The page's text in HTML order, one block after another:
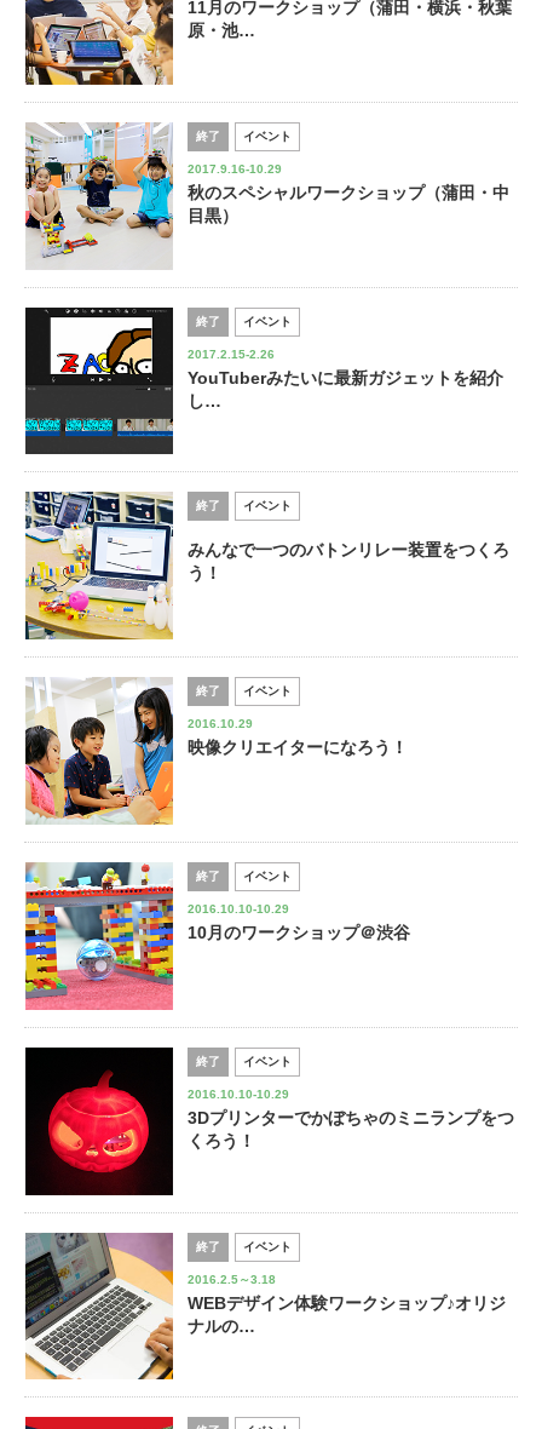
11月のワークショップ（蒲田・横浜・秋葉
原・池…
終了 イベント
2017.9.16-10.29
秋のスペシャルワークショップ（蒲田・中
目黒）
終了 イベント
2017.2.15-2.26
YouTuberみたいに最新ガジェットを紹介
し…
終了 イベント
みんなで一つのバトンリレー装置をつくろ
う！
終了 イベント
2016.10.29
映像クリエイターになろう！
終了 イベント
2016.10.10-10.29
10月のワークショップ＠渋谷
終了 イベント
2016.10.10-10.29
3Dプリンターでかぼちゃのミニランプをつ
くろう！
終了 イベント
2016.2.5～3.18
WEBデザイン体験ワークショップ♪オリジ
ナルの…